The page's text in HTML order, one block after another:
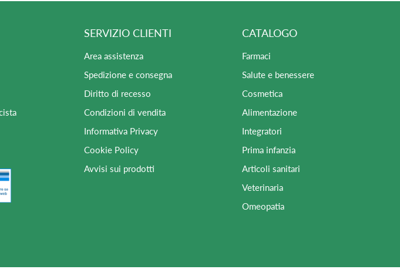
SERVIZIO CLIENTI
Area assistenza
Spedizione e consegna
Diritto di recesso
Condizioni di vendita
Informativa Privacy
Cookie Policy
Avvisi sui prodotti
CATALOGO
Farmaci
Salute e benessere
Cosmetica
Alimentazione
Integratori
Prima infanzia
Articoli sanitari
Veterinaria
Omeopatia